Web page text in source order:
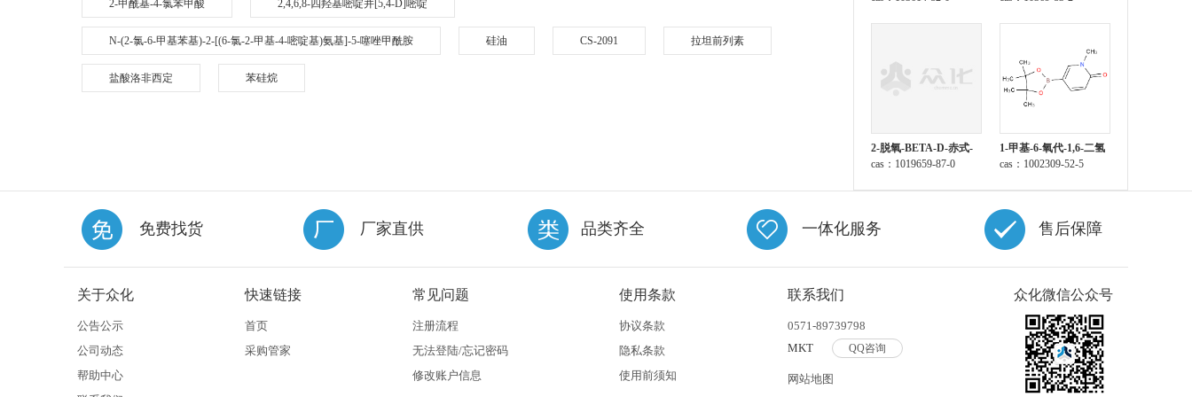
2-甲酰基-4-氯苯甲酸 2,4,6,8-四羟基嘧啶并[5,4-D]嘧啶
N-(2-氯-6-甲基苯基)-2-[(6-氯-2-甲基-4-嘧啶基)氨基]-5-噻唑甲酰胺 硅油 CS-2091 拉坦前列素
盐酸洛非西定 苯硅烷
2-脱氧-BETA-D-赤式-
呋喃戊糖 1-乙酸酯 3,5-
cas：1019659-87-0
1-甲基-6-氧代-1,6-二氢
吡啶-3-硼酸频那醇酯
cas：1002309-52-5
免费找货 厂家直供 品类齐全 一体化服务 售后保障
关于众化
公告公示
公司动态
帮助中心
快速链接
首页
采购管家
常见问题
注册流程
无法登陆/忘记密码
修改账户信息
使用条款
协议条款
隐私条款
使用前须知
联系我们
0571-89739798
MKT
QQ咨询
网站地图
众化微信公众号